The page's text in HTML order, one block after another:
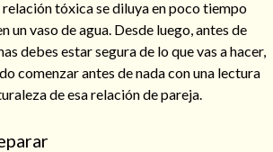
a mi pareja
relación tóxica se diluya en poco tiempo
un vaso de agua. Desde luego, antes de
debes estar segura de lo que vas a hacer,
comenzar antes de nada con una lectura
de esa relación de pareja.